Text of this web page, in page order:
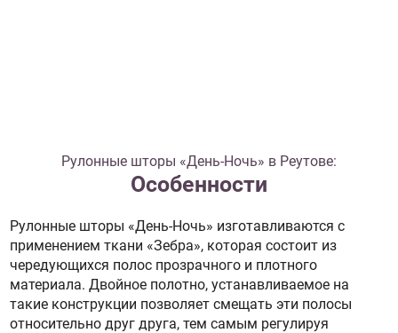
Рулонные шторы «День-Ночь» в Реутове:
Особенности
Рулонные шторы «День-Ночь» изготавливаются с
применением ткани «Зебра», которая состоит из
чередующихся полос прозрачного и плотного
материала. Двойное полотно, устанавливаемое на
такие конструкции позволяет смещать эти полосы
относительно друг друга, тем самым регулируя